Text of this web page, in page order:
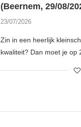
(Beernem, 29/08/
23/07/2026
Zin in een heerlijk
kwaliteit? Dan moet je op